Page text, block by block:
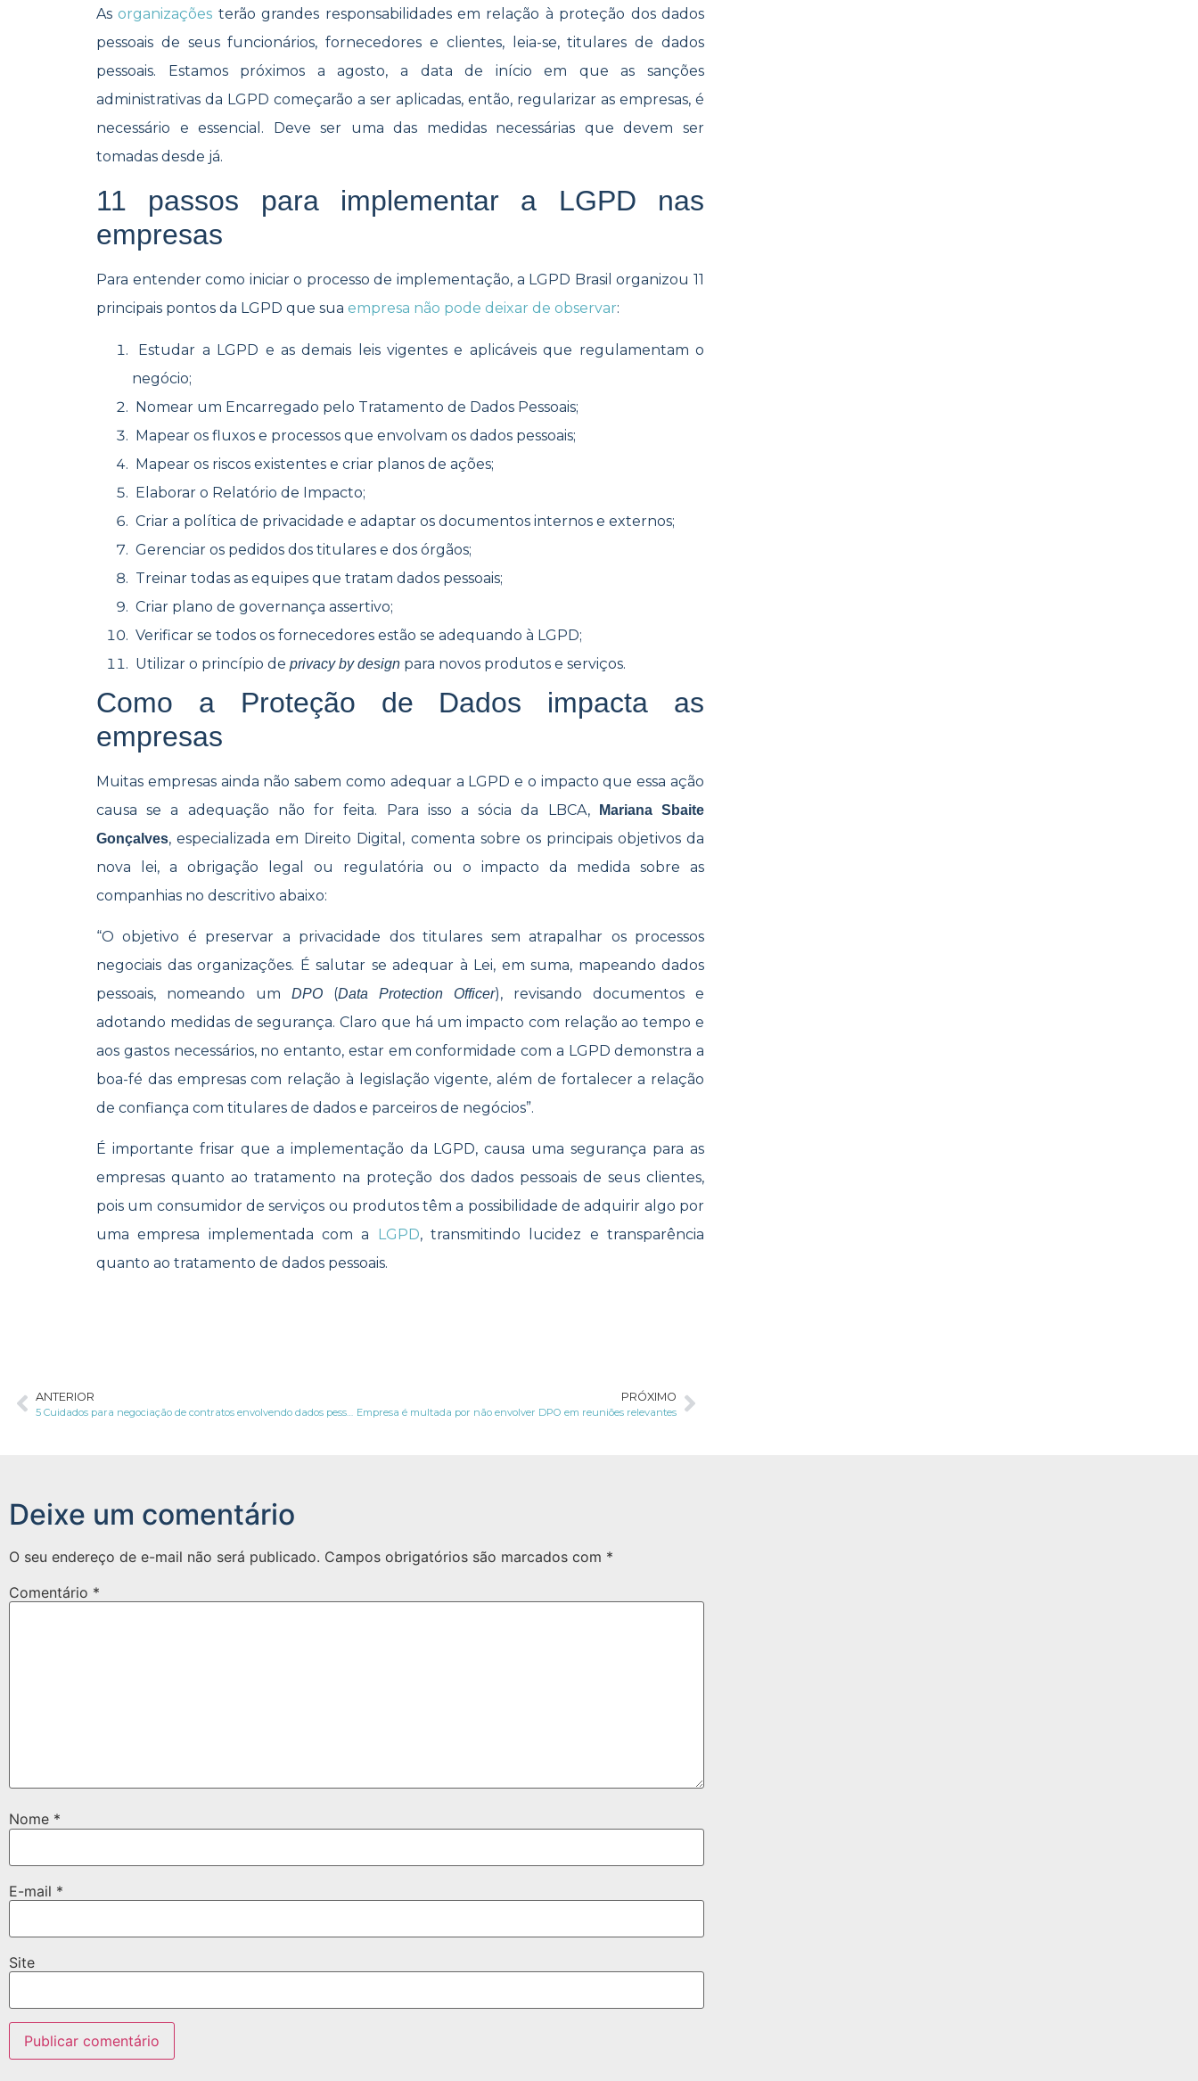
Asorganizações terão grandes responsabilidades em relação à proteção dos dados
pessoais de seus funcionários, fornecedores e clientes, leia-se, titulares de dados
pessoais. Estamos próximos a agosto, a data de início em que as sanções
administrativas da LGPD começarão a ser aplicadas, então, regularizar as empresas, é
necessário e essencial. Deve ser uma das medidas necessárias que devem ser
tomadas desde já.
11 passos para implementar a LGPD nas
empresas
Para entender como iniciar o processo de implementação, a LGPD Brasil organizou 11
principais pontos da LGPD que sua empresa não pode deixar de observar:
Estudar a LGPD e as demais leis vigentes e aplicáveis que regulamentam o
negócio;
Nomear um Encarregado pelo Tratamento de Dados Pessoais;
Mapear os fluxos e processos que envolvam os dados pessoais;
Mapear os riscos existentes e criar planos de ações;
Elaborar o Relatório de Impacto;
Criar a política de privacidade e adaptar os documentos internos e externos;
Gerenciar os pedidos dos titulares e dos órgãos;
Treinar todas as equipes que tratam dados pessoais;
Criar plano de governança assertivo;
Verificar se todos os fornecedores estão se adequando à LGPD;
Utilizar o princípio de privacy by design para novos produtos e serviços.
Como a Proteção de Dados impacta as
empresas
Muitas empresas ainda não sabem como adequar a LGPD e o impacto que essa ação
causa se a adequação não for feita. Para isso a sócia da LBCA,
Mariana Sbaite
Gonçalves, especializada em Direito Digital, comenta sobre os principais objetivos da
nova lei, a obrigação legal ou regulatória ou o impacto da medida sobre as
companhias no descritivo abaixo:
“O objetivo é preservar a privacidade dos titulares sem atrapalhar os processos
negociais das organizações. É salutar se adequar à Lei, em suma, mapeando dados
pessoais, nomeando um DPO (Data Protection Officer), revisando documentos e
adotando medidas de segurança. Claro que há um impacto com relação ao tempo e
aos gastos necessários, no entanto, estar em conformidade com a LGPD demonstra a
boa-fé das empresas com relação à legislação vigente, além de fortalecer a relação
de confiança com titulares de dados e parceiros de negócios”.
É importante frisar que a implementação da LGPD, causa uma segurança para as
empresas quanto ao tratamento na proteção dos dados pessoais de seus clientes,
pois um consumidor de serviços ou produtos têm a possibilidade de adquirir algo por
uma empresa implementada com a
LGPD, transmitindo lucidez e transparência
quanto ao tratamento de dados pessoais.
ANTERIOR PRÓXIMO
Empresa é multada por não envolver DPO em reuniões relevantes
Deixe um comentário
O seu endereço de e-mail não será publicado. Campos obrigatórios são marcados com *
Comentário *
Nome *
E-mail *
Site